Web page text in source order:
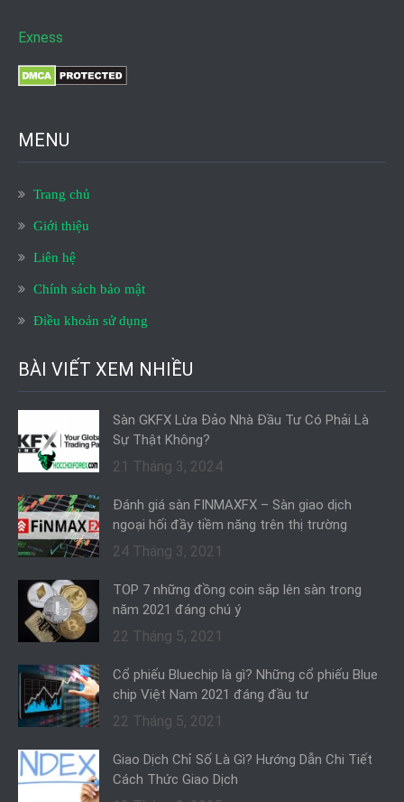
Exness
MENU
Trang chủ
Giới thiệu
Liên hệ
Chính sách bảo mật
Điều khoản sử dụng
BÀI VIẾT XEM NHIỀU
Sàn GKFX Lừa Đảo Nhà Đầu Tư Có Phải Là
Sự Thật Không?
21 Tháng 3, 2024
Đánh giá sàn FINMAXFX – Sàn giao dịch
ngoại hối đầy tiềm năng trên thị trường
24 Tháng 3, 2021
TOP 7 những đồng coin sắp lên sàn trong
năm 2021 đáng chú ý
22 Tháng 5, 2021
Cổ phiếu Bluechip là gì? Những cổ phiếu Blue
chip Việt Nam 2021 đáng đầu tư
22 Tháng 5, 2021
Giao Dịch Chỉ Số Là Gì? Hướng Dẫn Chi Tiết
Cách Thức Giao Dịch